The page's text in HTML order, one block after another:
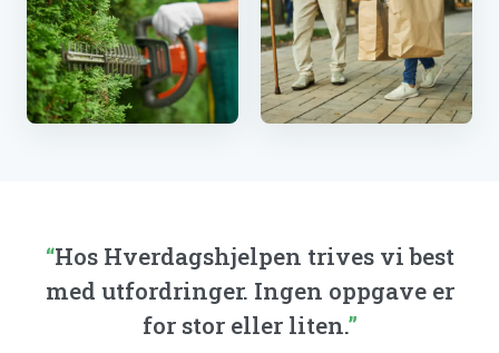
Hos Hverdagshjelpen trives vi best
med utfordringer. Ingen oppgave er
for stor eller liten.